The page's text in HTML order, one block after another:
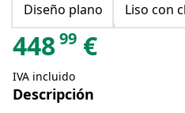
Diseño plano
Liso con
44899 €
IVA incluido
Descripción